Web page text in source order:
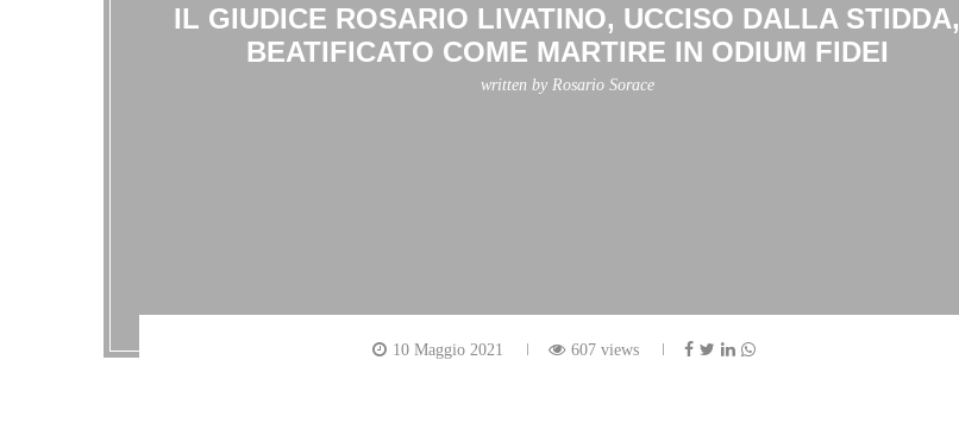
IL GIUDICE ROSARIO LIVATINO, UCCISO DALLA STIDDA,
BEATIFICATO COME MARTIRE IN ODIUM FIDEI
written by Rosario Sorace
10 Maggio 2021 607 views